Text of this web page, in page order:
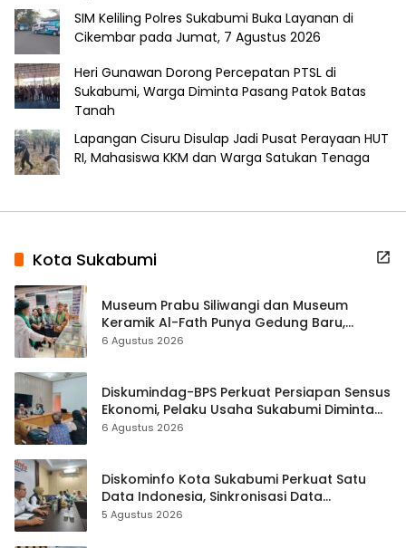
SIM Keliling Polres Sukabumi Buka Layanan di
Cikembar pada Jumat, 7 Agustus 2026
Heri Gunawan Dorong Percepatan PTSL di
Sukabumi, Warga Diminta Pasang Patok Batas
Tanah
Lapangan Cisuru Disulap Jadi Pusat Perayaan HUT
RI, Mahasiswa KKM dan Warga Satukan Tenaga
Kota Sukabumi
Museum Prabu Siliwangi dan Museum
Keramik Al-Fath Punya Gedung Baru,
Hampir 500 Koleksi Dipisahkan
6 Agustus 2026
Diskumindag-BPS Perkuat Persiapan Sensus
Ekonomi, Pelaku Usaha Sukabumi Diminta
Terbuka Beri Data
6 Agustus 2026
Diskominfo Kota Sukabumi Perkuat Satu
Data Indonesia, Sinkronisasi Data
Kewilayahan Dikebut
5 Agustus 2026